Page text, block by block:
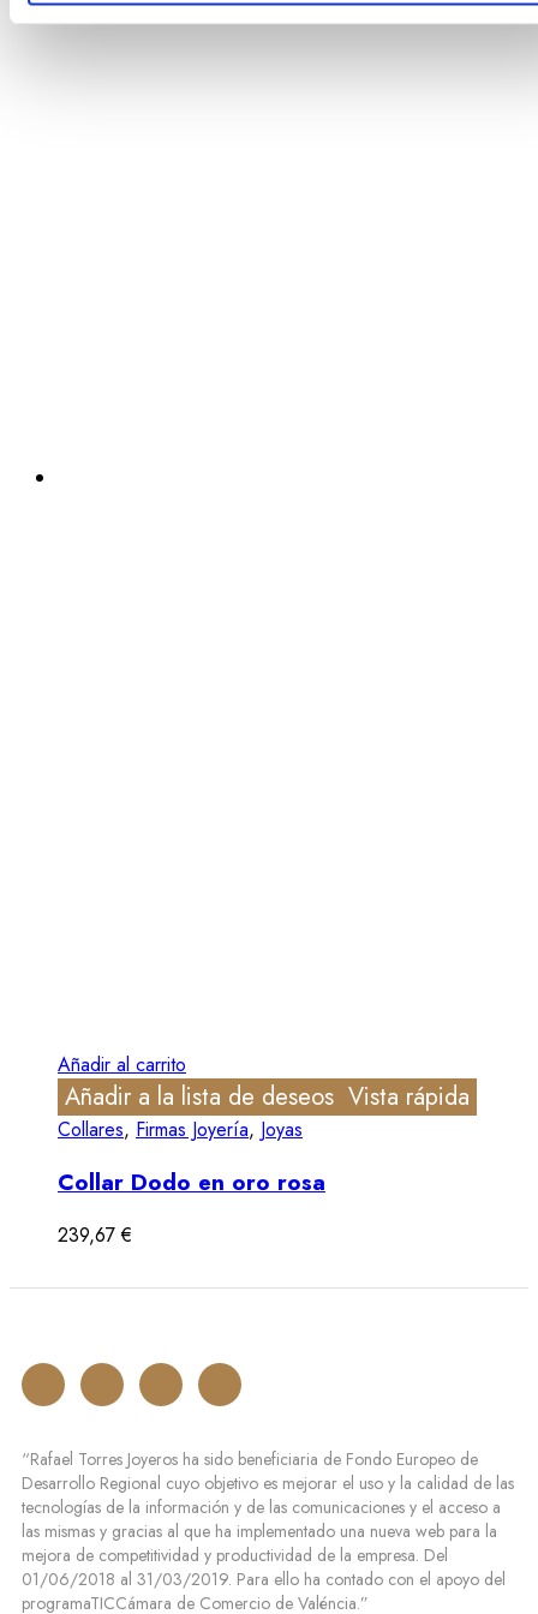
Añadir al carrito
Añadir a la lista de deseos Vista rápida
Collares, Firmas Joyería, Joyas
Collar Dodo en oro rosa
239,67€
“Rafael Torres Joyeros ha sido beneficiaria de Fondo Europeo de
Desarrollo Regional cuyo objetivo es mejorar el uso y la calidad de las
tecnologías de la información y de las comunicaciones y el acceso a
las mismas y gracias al que ha implementado una nueva web para la
mejora de competitividad y productividad de la empresa. Del
01/06/2018 al 31/03/2019. Para ello ha contado con el apoyo del
programaTICCámara de Comercio de Valéncia.”